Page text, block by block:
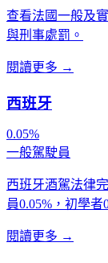
查看法國一般及
與刑事處罰。
閱讀更多 →
西班牙
0.05%
一般駕駛員
西班牙酒駕法律
員0.05%，初學
閱讀更多 →